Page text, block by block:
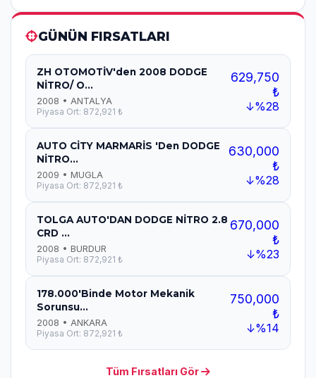
GÜNÜN FIRSATLARI
ZH OTOMOTİV'den 2008 DODGE
NİTRO/ O...
2008 • ANTALYA
Piyasa Ort: 872,921 ₺
629,750
₺
↓%28
AUTO CİTY MARMARİS 'Den DODGE
NİTRO...
2009 • MUGLA
Piyasa Ort: 872,921 ₺
630,000
₺
↓%28
TOLGA AUTO'DAN DODGE NİTRO 2.8
CRD ...
2008 • BURDUR
Piyasa Ort: 872,921 ₺
670,000
₺
↓%23
178.000'Binde Motor Mekanik
Sorunsu...
2008 • ANKARA
Piyasa Ort: 872,921 ₺
750,000
₺
↓%14
Tüm Fırsatları Gör